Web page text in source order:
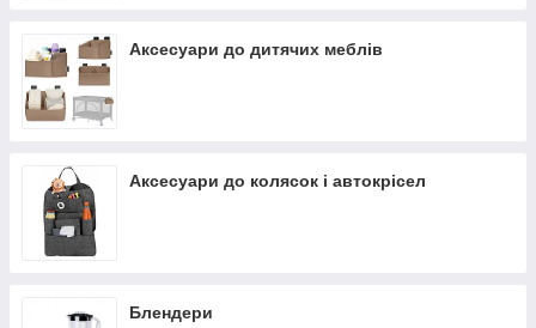
Аксесуари до дитячих меблів
Аксесуари до колясок і автокрісел
Блендери